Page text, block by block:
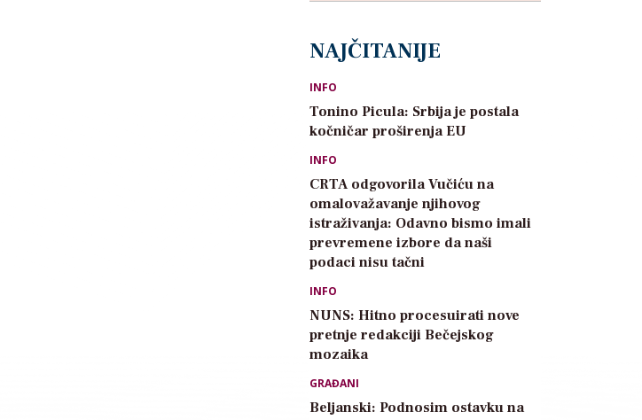
NAJČITANIJE
INFO
Tonino Picula: Srbija je postala
kočničar proširenja EU
INFO
CRTA odgovorila Vučiću na
omalovažavanje njihovog
istraživanja: Odavno bismo imali
prevremene izbore da naši
podaci nisu tačni
INFO
NUNS: Hitno procesuirati nove
pretnje redakciji Bečejskog
mozaika
GRAĐANI
Beljanski: Podnosim ostavku na